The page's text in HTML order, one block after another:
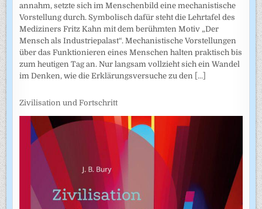
annahm, setzte sich im Menschenbild eine mechanistische
Vorstellung durch. Symbolisch dafür steht die Lehrtafel des
Mediziners Fritz Kahn mit dem berühmten Motiv „Der
Mensch als Industriepalast“. Mechanistische Vorstellungen
über das Funktionieren eines Menschen halten praktisch bis
zum heutigen Tag an. Nur langsam vollzieht sich ein Wandel
im Denken, wie die Erklärungsversuche zu den [...]
Zivilisation und Fortschritt